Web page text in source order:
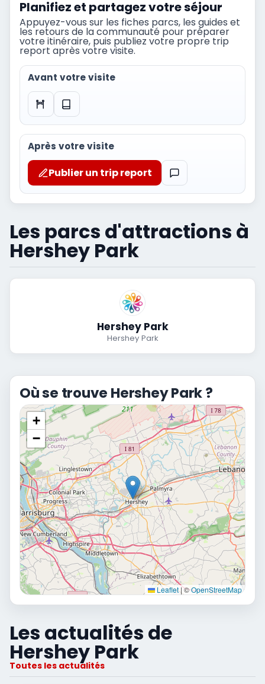
Planifiez et partagez votre séjour
Appuyez-vous sur les fiches parcs, les guides et
les retours de la communauté pour préparer
votre itinéraire, puis publiez votre propre trip
report après votre visite.
Avant votre visite
Après votre visite
Publier un trip report
Les parcs d'attractions à
Hershey Park
Hershey Park
Hershey Park
Où se trouve Hershey Park ?
+
−
Leaflet |©OpenStreetMap
Les actualités de
Hershey Park
Toutes les actualités